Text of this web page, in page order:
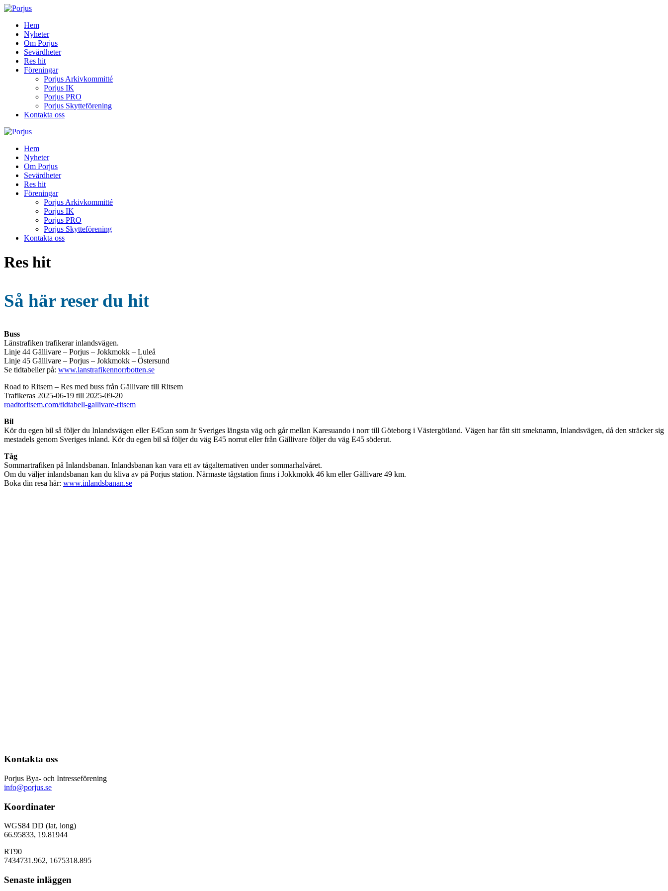
Hem
Nyheter
Om Porjus
Sevärdheter
Res hit
Föreningar
Porjus Arkivkommitté
Porjus IK
Porjus PRO
Porjus Skytteförening
Kontakta oss
Hem
Nyheter
Om Porjus
Sevärdheter
Res hit
Föreningar
Porjus Arkivkommitté
Porjus IK
Porjus PRO
Porjus Skytteförening
Kontakta oss
Res hit
Så här reser du hit
Buss
Länstrafiken trafikerar inlandsvägen.
Linje 44 Gällivare – Porjus – Jokkmokk – Luleå
Linje 45 Gällivare – Porjus – Jokkmokk – Östersund
Se tidtabeller på: www.lanstrafikennorrbotten.se
Road to Ritsem – Res med buss från Gällivare till Ritsem
Trafikeras 2025-06-19 till 2025-09-20
roadtoritsem.com/tidtabell-gallivare-ritsem
Bil
Kör du egen bil så följer du Inlandsvägen eller E45:an som är Sveriges längsta väg och går mellan Karesuando i norr till Göteborg i Västergötland. Vägen har fått sitt smeknamn, Inlandsvägen, då den sträcker sig
mestadels genom Sveriges inland. Kör du egen bil så följer du väg E45 norrut eller från Gällivare följer du väg E45 söderut.
Tåg
Sommartrafiken på Inlandsbanan. Inlandsbanan kan vara ett av tågalternativen under sommarhalvåret.
Om du väljer inlandsbanan kan du kliva av på Porjus station. Närmaste tågstation finns i Jokkmokk 46 km eller Gällivare 49 km.
Boka din resa här: www.inlandsbanan.se
Kontakta oss
Porjus Bya- och Intresseförening
info@porjus.se
Koordinater
WGS84 DD (lat, long)
66.95833, 19.81944
RT90
7434731.962, 1675318.895
Senaste inläggen